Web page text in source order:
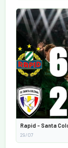
Rapid - Santa
29/07